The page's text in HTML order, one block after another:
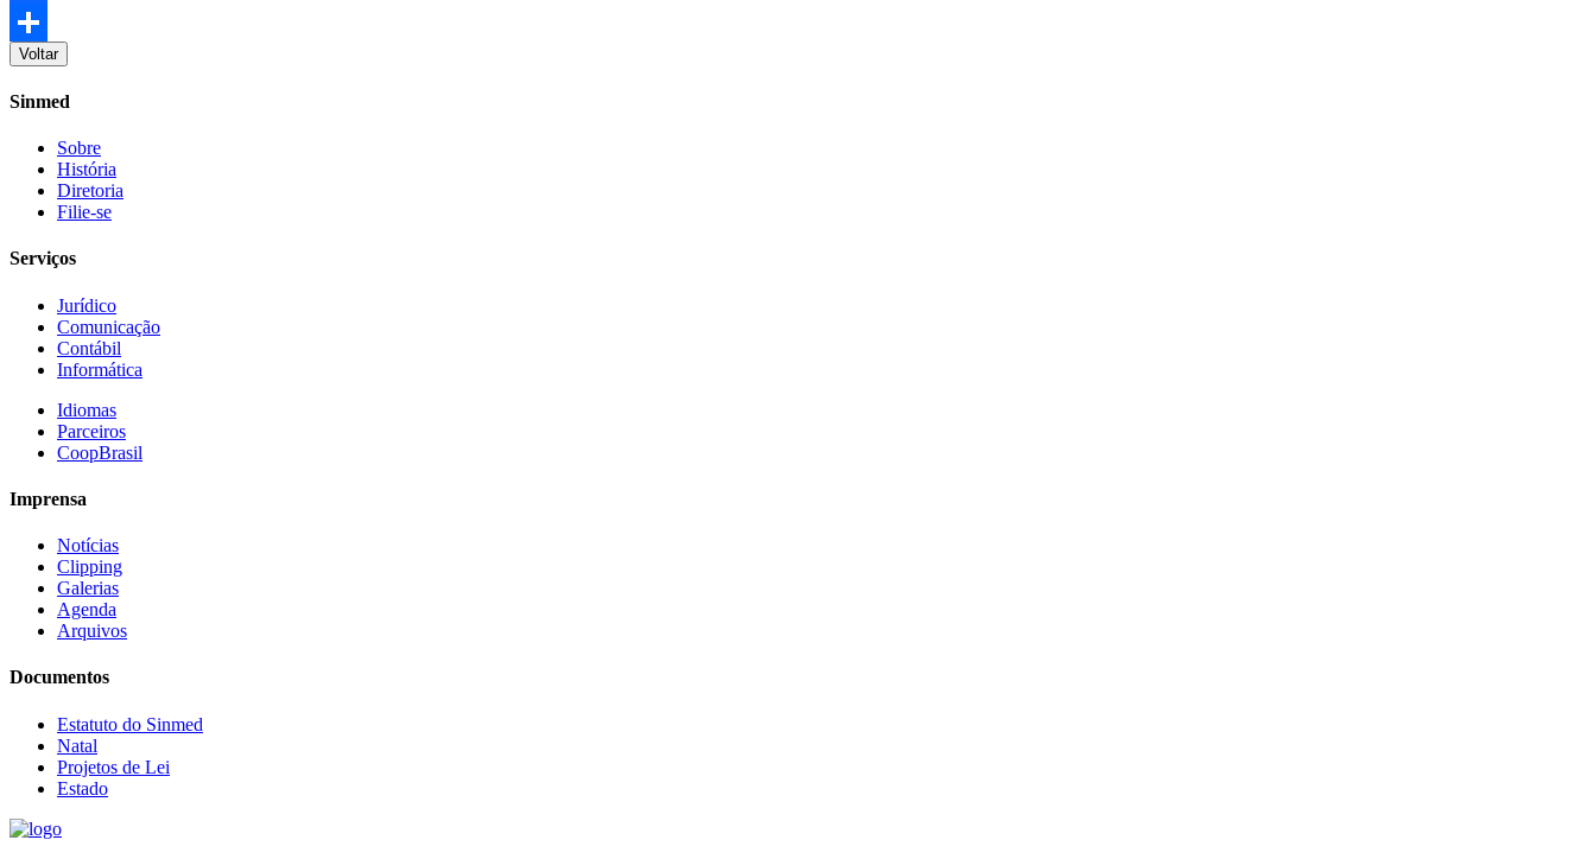
Facebook
Share
Voltar
Sinmed
Sobre
História
Diretoria
Filie-se
Serviços
Jurídico
Comunicação
Contábil
Informática
Idiomas
Parceiros
CoopBrasil
Imprensa
Notícias
Clipping
Galerias
Agenda
Arquivos
Documentos
Estatuto do Sinmed
Natal
Projetos de Lei
Estado